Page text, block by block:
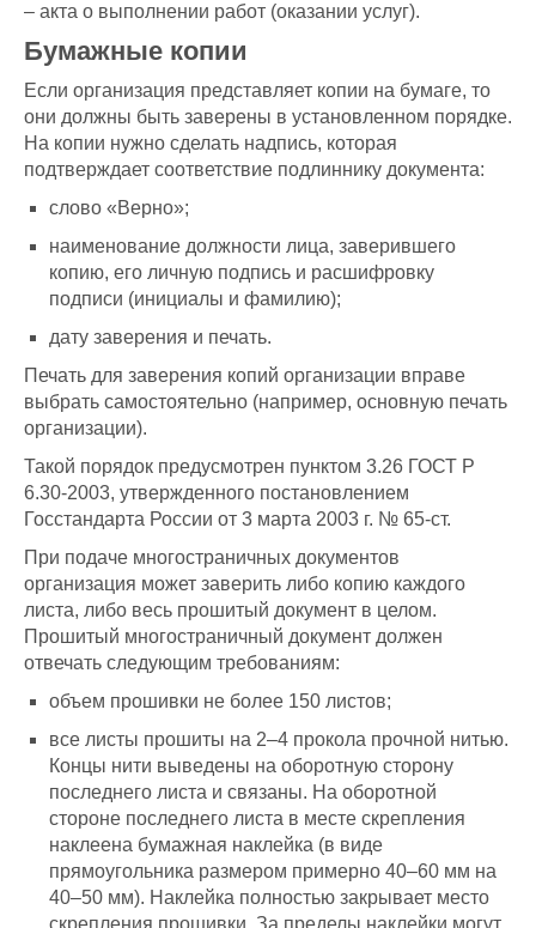
– акта о выполнении работ (оказании услуг).
Бумажные копии
Если организация представляет копии на бумаге, то
они должны быть заверены в установленном порядке.
На копии нужно сделать надпись, которая
подтверждает соответствие подлиннику документа:
слово «Верно»;
наименование должности лица, заверившего
копию, его личную подпись и расшифровку
подписи (инициалы и фамилию);
дату заверения и печать.
Печать для заверения копий организации вправе
выбрать самостоятельно (например, основную печать
организации).
Такой порядок предусмотрен пунктом 3.26 ГОСТ Р
6.30-2003, утвержденного постановлением
Госстандарта России от 3 марта 2003 г. № 65-ст.
При подаче многостраничных документов
организация может заверить либо копию каждого
листа, либо весь прошитый документ в целом.
Прошитый многостраничный документ должен
отвечать следующим требованиям:
объем прошивки не более 150 листов;
все листы прошиты на 2–4 прокола прочной нитью.
Концы нити выведены на оборотную сторону
последнего листа и связаны. На оборотной
стороне последнего листа в месте скрепления
наклеена бумажная наклейка (в виде
прямоугольника размером примерно 40–60 мм на
40–50 мм). Наклейка полностью закрывает место